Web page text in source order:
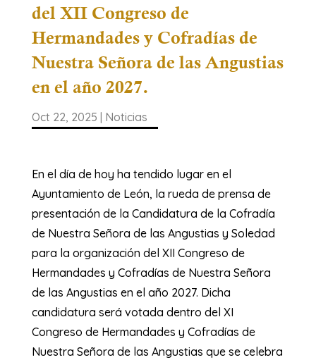
del XII Congreso de
Hermandades y Cofradías de
Nuestra Señora de las Angustias
en el año 2027.
Oct 22, 2025 Noticias
En el día de hoy ha tendido lugar en el
Ayuntamiento de León, la rueda de prensa de
presentación de la Candidatura de la Cofradía
de Nuestra Señora de las Angustias y Soledad
para la organización del XII Congreso de
Hermandades y Cofradías de Nuestra Señora
de las Angustias en el año 2027. Dicha
candidatura será votada dentro del XI
Congreso de Hermandades y Cofradías de
Nuestra Señora de las Angustias que se celebra